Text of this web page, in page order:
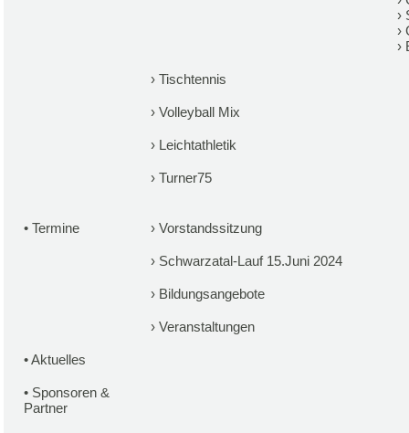
›
›
›
› Tischtennis
› Volleyball Mix
› Leichtathletik
› Turner75
• Termine › Vorstandssitzung
› Schwarzatal-Lauf 15.Juni 2024
› Bildungsangebote
› Veranstaltungen
•Aktuelles
• Sponsoren &
Partner